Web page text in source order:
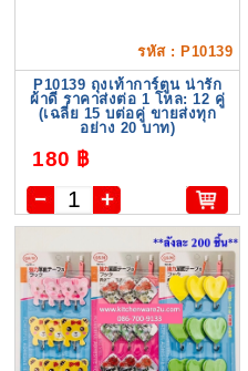
รหัส : P10139
P10139 ถุงเท้าการ์ตูน น่ารัก
ผ้าดี ราคาส่งต่อ 1 โหล: 12 คู่
(เฉลี่ย 15 บต่อคู่ ขายส่งทุก
อย่าง 20 บาท)
180 ฿